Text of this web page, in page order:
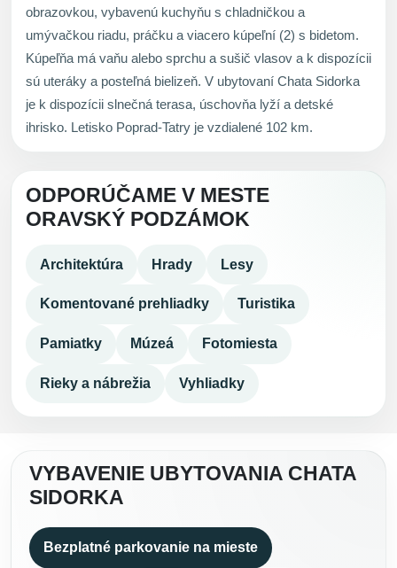
obrazovkou, vybavenú kuchyňu s chladničkou a
umývačkou riadu, práčku a viacero kúpeľní (2) s bidetom.
Kúpeľňa má vaňu alebo sprchu a sušič vlasov a k dispozícii
sú uteráky a posteľná bielizeň. V ubytovaní Chata Sidorka
je k dispozícii slnečná terasa, úschovňa lyží a detské
ihrisko. Letisko Poprad-Tatry je vzdialené 102 km.
ODPORÚČAME V MESTE
ORAVSKÝ PODZÁMOK
Architektúra Hrady Lesy
Komentované prehliadky Turistika
Pamiatky Múzeá Fotomiesta
Rieky a nábrežia Vyhliadky
VYBAVENIE UBYTOVANIA CHATA
SIDORKA
Bezplatné parkovanie na mieste